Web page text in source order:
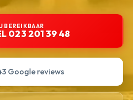
BEREIKBAAR
023 201 39 48
Google reviews